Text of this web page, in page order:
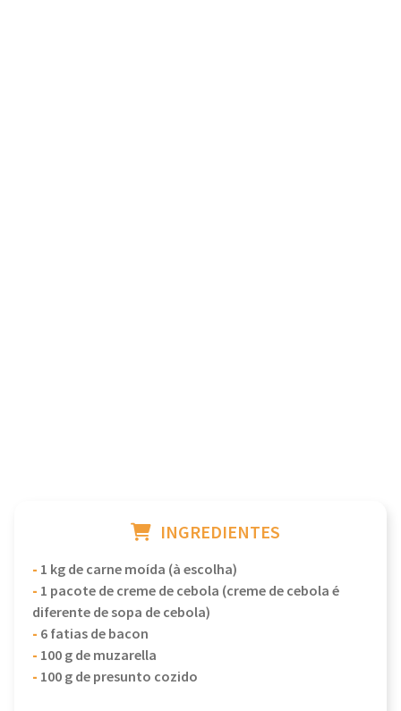
INGREDIENTES
- 1 kg de carne moída (à escolha)
- 1 pacote de creme de cebola (creme de cebola é
diferente de sopa de cebola)
- 6 fatias de bacon
- 100 g de muzarella
- 100 g de presunto cozido